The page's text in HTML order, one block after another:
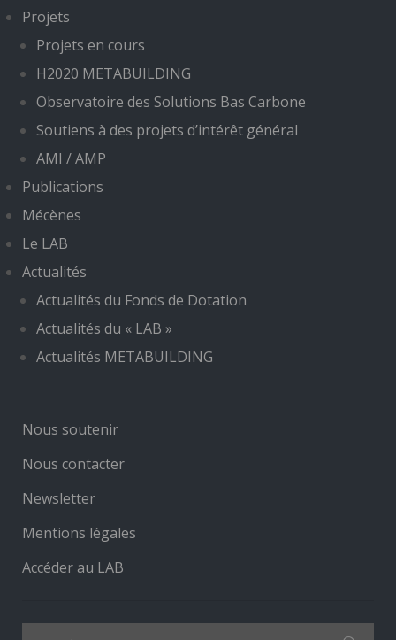
Projets
Projets en cours
H2020 METABUILDING
Observatoire des Solutions Bas Carbone
Soutiens à des projets d’intérêt général
AMI / AMP
Publications
Mécènes
Le LAB
Actualités
Actualités du Fonds de Dotation
Actualités du « LAB »
Actualités METABUILDING
Nous soutenir
Nous contacter
Newsletter
Mentions légales
Accéder au LAB